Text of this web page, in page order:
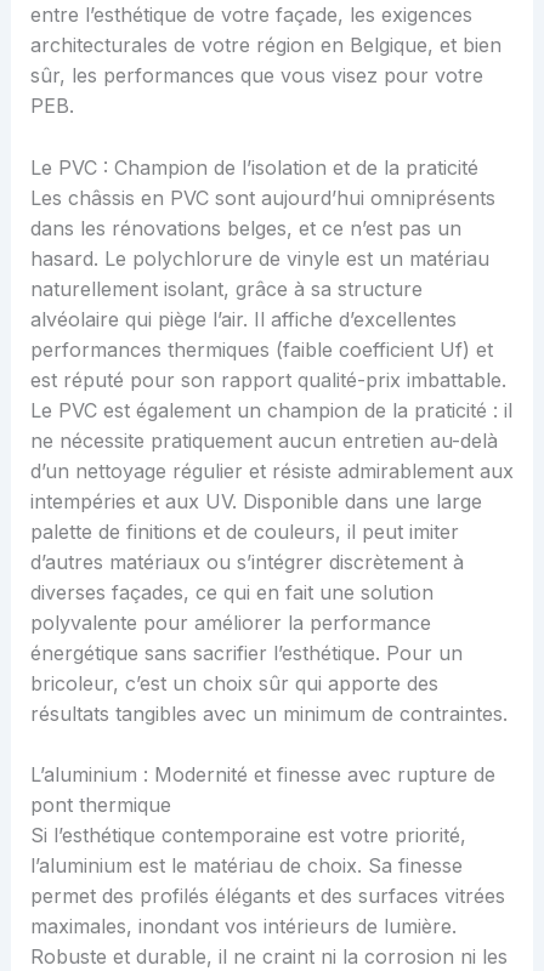
entre l’esthétique de votre façade, les exigences
architecturales de votre région en Belgique, et bien
sûr, les performances que vous visez pour votre
PEB.
Le PVC : Champion de l’isolation et de la praticité
Les châssis en PVC sont aujourd’hui omniprésents
dans les rénovations belges, et ce n’est pas un
hasard. Le polychlorure de vinyle est un matériau
naturellement isolant, grâce à sa structure
alvéolaire qui piège l’air. Il affiche d’excellentes
performances thermiques (faible coefficient Uf) et
est réputé pour son rapport qualité-prix imbattable.
Le PVC est également un champion de la praticité : il
ne nécessite pratiquement aucun entretien au-delà
d’un nettoyage régulier et résiste admirablement aux
intempéries et aux UV. Disponible dans une large
palette de finitions et de couleurs, il peut imiter
d’autres matériaux ou s’intégrer discrètement à
diverses façades, ce qui en fait une solution
polyvalente pour améliorer la performance
énergétique sans sacrifier l’esthétique. Pour un
bricoleur, c’est un choix sûr qui apporte des
résultats tangibles avec un minimum de contraintes.
L’aluminium : Modernité et finesse avec rupture de
pont thermique
Si l’esthétique contemporaine est votre priorité,
l’aluminium est le matériau de choix. Sa finesse
permet des profilés élégants et des surfaces vitrées
maximales, inondant vos intérieurs de lumière.
Robuste et durable, il ne craint ni la corrosion ni les